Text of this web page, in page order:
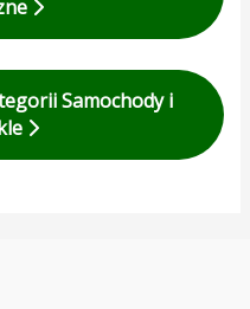
Samochody i